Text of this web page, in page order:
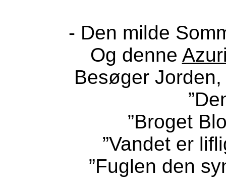
- Den milde
Og denne
Besøger
”Broget
”Vandet er
”Fuglen den